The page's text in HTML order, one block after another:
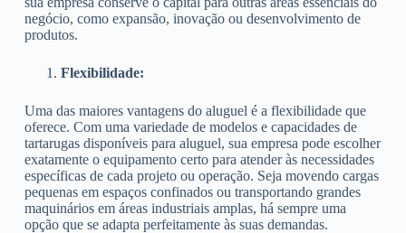
negócio, como expansão, inovação ou desenvolvimento de
produtos.
Flexibilidade:
Uma das maiores vantagens do aluguel é a flexibilidade que
oferece. Com uma variedade de modelos e capacidades de
tartarugas disponíveis para aluguel, sua empresa pode escolher
exatamente o equipamento certo para atender às necessidades
específicas de cada projeto ou operação. Seja movendo cargas
pequenas em espaços confinados ou transportando grandes
maquinários em áreas industriais amplas, há sempre uma
opção que se adapta perfeitamente às suas demandas.